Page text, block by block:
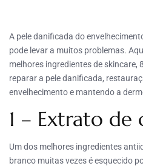
A pele danificada do
pode levar a muitos problemas.
melhores ingredientes de skincare,
reparar a pele danificada,
envelhecimento e mantendo a
1 – Extrato de
Um dos melhores ingredientes
branco muitas vezes é esquecido